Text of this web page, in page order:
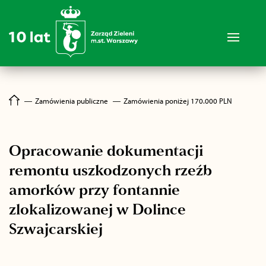
― Zamówienia publiczne ― Zamówienia poniżej 170.000 PLN
Opracowanie dokumentacji
remontu uszkodzonych rzeźb
amorków przy fontannie
zlokalizowanej w Dolince
Szwajcarskiej